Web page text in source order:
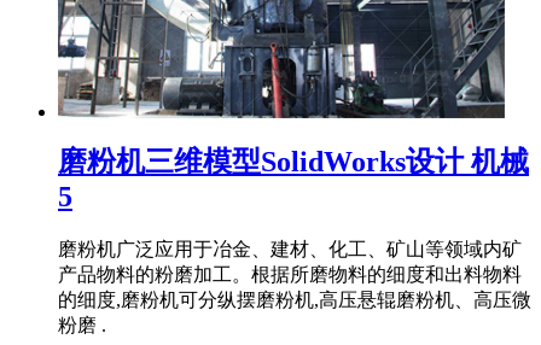
磨粉机三维模型SolidWorks设计 机械
5
磨粉机广泛应用于冶金、建材、化工、矿山等领域内矿
产品物料的粉磨加工。根据所磨物料的细度和出料物料
的细度,磨粉机可分纵摆磨粉机,高压悬辊磨粉机、高压微
粉磨 .